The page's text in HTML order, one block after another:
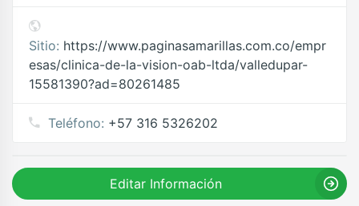
Sitio: https://www.paginasamarillas.com.co/empr
esas/clinica-de-la-vision-oab-ltda/valledupar-
15581390?ad=80261485
Teléfono: +57 316 5326202
Editar Información